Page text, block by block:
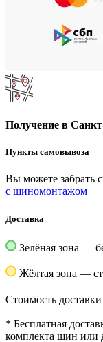
Получение в
Пункты самовывоза
Вы можете забрать
с шиномонтажом
Доставка
Зелёная зона —
Жёлтая зона —
Стоимость
* Бесплатная
комплекта шин или